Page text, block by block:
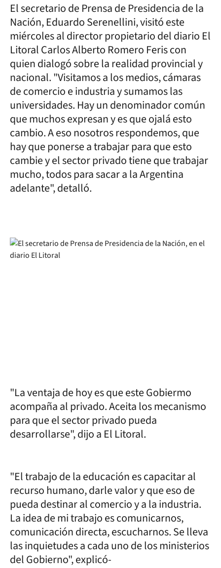
El secretario de Prensa de Presidencia de la
Nación, Eduardo Serenellini, visitó este
miércoles al director propietario del diario El
Litoral Carlos Alberto Romero Feris con
quien dialogó sobre la realidad provincial y
nacional. "Visitamos a los medios, cámaras
de comercio e industria y sumamos las
universidades. Hay un denominador común
que muchos expresan y es que ojalá esto
cambio. A eso nosotros respondemos, que
hay que ponerse a trabajar para que esto
cambie y el sector privado tiene que trabajar
mucho, todos para sacar a la Argentina
adelante", detalló.
"La ventaja de hoy es que este Gobiermo
acompaña al privado. Aceita los mecanismo
para que el sector privado pueda
desarrollarse", dijo a El Litoral.
"El trabajo de la educación es capacitar al
recurso humano, darle valor y que eso de
pueda destinar al comercio y a la industria.
La idea de mi trabajo es comunicarnos,
comunicación directa, escucharnos. Se lleva
las inquietudes a cada uno de los ministerios
del Gobierno", explicó-